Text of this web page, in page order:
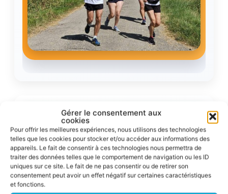
Gérer le consentement aux
cookies
Pour offrir les meilleures expériences, nous utilisons des technologies
telles que les cookies pour stocker et/ou accéder aux informations des
appareils. Le fait de consentir à ces technologies nous permettra de
traiter des données telles que le comportement de navigation ou les ID
uniques sur ce site. Le fait de ne pas consentir ou de retirer son
consentement peut avoir un effet négatif sur certaines caractéristiques
et fonctions.
Résultats
Corrida pédestre de Toulouse 2026
Un nouveau podium ACFA sur le 10 km !